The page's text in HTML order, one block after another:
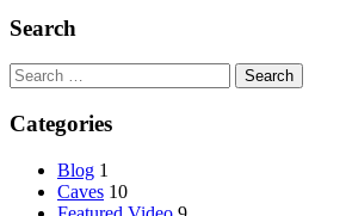
Search
Search
for:
Categories
Blog 1
Caves 10